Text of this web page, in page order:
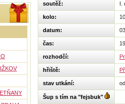
soutěž: I.
kolo: 10
datum:
čas:
rozhodčí:
hřiště:
stav utkání:
Šup s tím na "fejsbuk"